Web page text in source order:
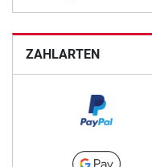
ZAHLARTEN